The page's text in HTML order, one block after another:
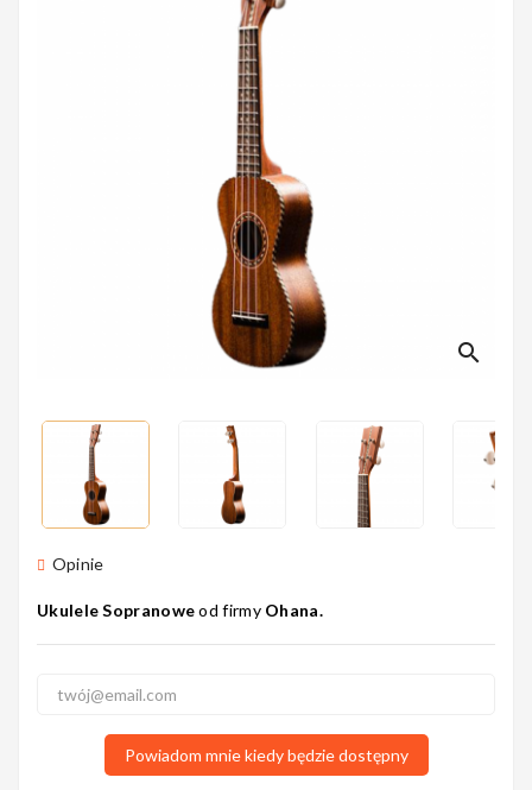
Smyczkowe
Instrumenty
Dla Dzieci
Nagłośnienie
search
Opinie
Ukulele Sopranoweod firmy Ohana.
Powiadom mnie kiedy będzie dostępny